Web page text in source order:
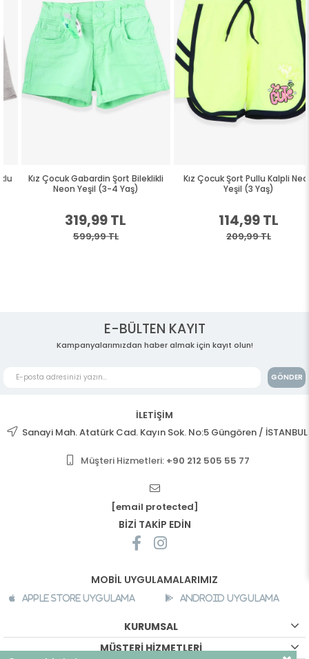
Kız Çocuk Gabardin Şort Bileklikli
Neon Yeşil (3-4 Yaş)
319,99 TL
599,99 TL
Kız Çocuk Şort Pullu Kalpli Neon
Yeşil (3 Yaş)
114,99 TL
209,99 TL
E-BÜLTEN KAYIT
Kampanyalarımızdan haber almak için kayıt olun!
GÖNDER
İLETİŞİM
Sanayi Mah. Atatürk Cad. Kayın Sok. No:5 Güngören / İSTANBUL
Müşteri Hizmetleri: +90 212 505 55 77
[email protected]
BİZİ TAKİP EDİN
MOBİL UYGULAMALARIMIZ
Apple Store Uygulama Android Uygulama
KURUMSAL
MÜŞTERİ HİZMETLERİ